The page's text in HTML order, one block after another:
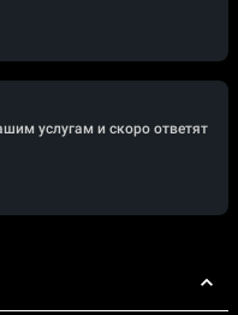
услугам и скоро ответят